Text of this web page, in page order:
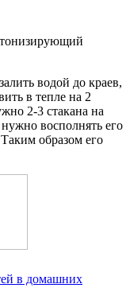
водой до краев,
в тепле на 2
2-3 стакана на
восполнять его
образом его
в домашних